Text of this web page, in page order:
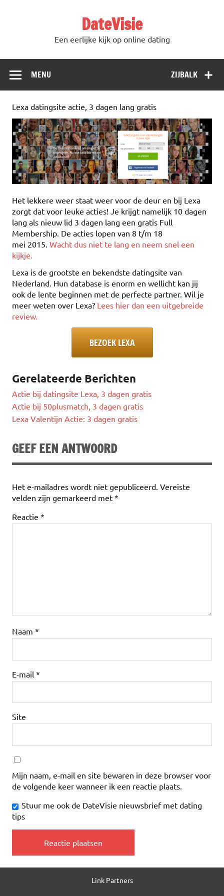
DateVisie
Een eerlijke kijk op online dating
ZIJBALK
MENU
Lexa datingsite actie, 3 dagen lang gratis
Het lekkere weer staat weer voor de deur en bij Lexa
zorgt dat voor leuke acties! Je krijgt namelijk 10 dagen
lang als nieuw lid 3 dagen lang een gratis Full
Membership. De acties lopen van 8 t/m 18
mei 2015. Wacht dus niet te lang en neem snel een
kijkje.
Lexa is de grootste en bekendste datingsite van
Nederland. Hun database is enorm en wellicht kan jij
ook de lente beginnen met de perfecte partner. Wil je
meer weten over Lexa? Lees hier dan een uitgebreide
review.
BEZOEK LEXA
Gerelateerde Berichten
Actie bij datingsite Lexa, 3 dagen gratis
Actie bij 50plusmatch, 3 dagen gratis
Lexa Valentijn Actie: 3 dagen gratis
GEEF EEN ANTWOORD
Het e-mailadres wordt niet gepubliceerd. Vereiste
velden zijn gemarkeerd met *
Reactie *
Naam *
E-mail *
Site
Mijn naam, e-mail en site bewaren in deze browser voor
de volgende keer wanneer ik een reactie plaats.
Stuur me ook de DateVisie nieuwsbrief met dating
tips
Link Partners